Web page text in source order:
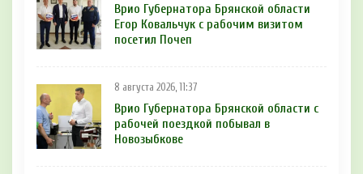
Врио Губернатора Брянской области
Егор Ковальчук с рабочим визитом
посетил Почеп
8 августа 2026, 11:37
Врио Губернатора Брянской области с
рабочей поездкой побывал в
Новозыбкове